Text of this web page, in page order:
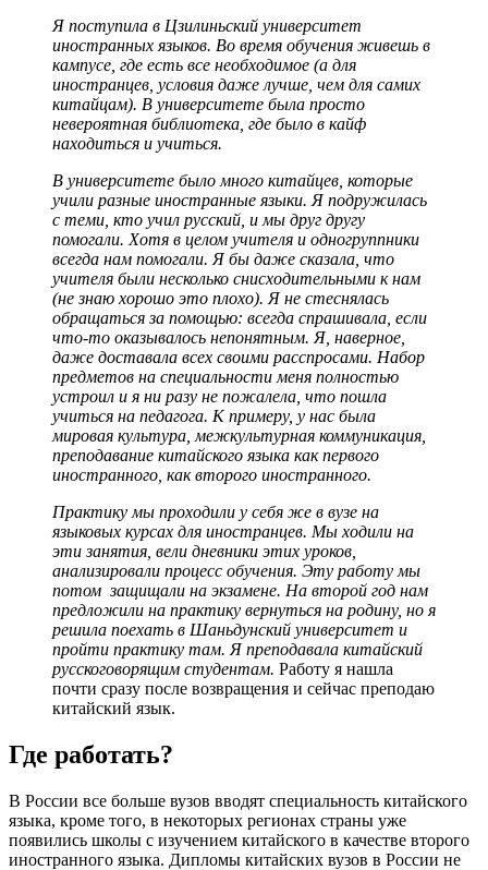
Я поступила в Цзилиньский университет
иностранных языков. Во время обучения живешь в
кампусе, где есть все необходимое (а для
иностранцев, условия даже лучше, чем для самих
китайцам). В университете была просто
невероятная библиотека, где было в кайф
находиться и учиться.
В университете было много китайцев, которые
учили разные иностранные языки. Я подружилась
с теми, кто учил русский, и мы друг другу
помогали. Хотя в целом учителя и одногруппники
всегда нам помогали. Я бы даже сказала, что
учителя были несколько снисходительными к нам
(не знаю хорошо это плохо). Я не стеснялась
обращаться за помощью: всегда спрашивала, если
что-то оказывалось непонятным. Я, наверное,
даже доставала всех своими расспросами. Набор
предметов на специальности меня полностью
устроил и я ни разу не пожалела, что пошла
учиться на педагога. К примеру, у нас была
мировая культура, межкультурная коммуникация,
преподавание китайского языка как первого
иностранного, как второго иностранного.
Практику мы проходили у себя же в вузе на
языковых курсах для иностранцев. Мы ходили на
эти занятия, вели дневники этих уроков,
анализировали процесс обучения. Эту работу мы
потом защищали на экзамене. На второй год нам
предложили на практику вернуться на родину, но я
решила поехать в Шаньдунский университет и
пройти практику там. Я преподавала китайский
русскоговорящим студентам. Работу я нашла
почти сразу после возвращения и сейчас преподаю
китайский язык.
Где работать?
В России все больше вузов вводят специальность китайского
языка, кроме того, в некоторых регионах страны уже
появились школы с изучением китайского в качестве второго
иностранного языка. Дипломы китайских вузов в России не